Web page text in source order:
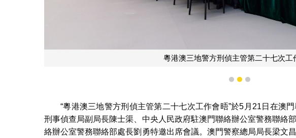
粵港澳三地警方刑偵主管第二十七次工
1 2 3
“粵港澳三地警方刑偵主管第二十七次工作會晤”於5月21日在澳
刑事偵查局副局長陳士渠、中央人民政府駐澳門聯絡辦公室警務聯絡
絡辦公室警務聯絡部處長劉勇特邀出席會議。澳門警察總局局長梁文